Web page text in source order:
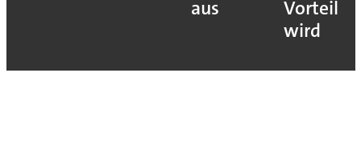
aus
Vorteil
wird